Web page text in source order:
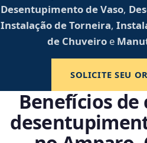
Desentupimento de Vaso,
Instalação de Torneira,
de Chuveiro e
SOLICITE SEU
Benefícios